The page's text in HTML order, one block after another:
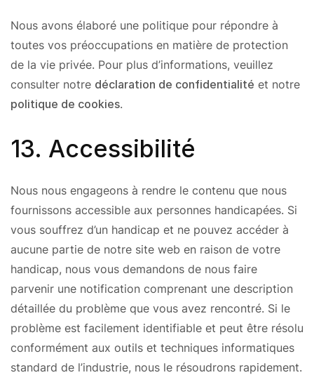
Nous avons élaboré une politique pour répondre à
toutes vos préoccupations en matière de protection
de la vie privée. Pour plus d’informations, veuillez
consulter notre déclaration de confidentialité et notre
politique de cookies.
13. Accessibilité
Nous nous engageons à rendre le contenu que nous
fournissons accessible aux personnes handicapées. Si
vous souffrez d’un handicap et ne pouvez accéder à
aucune partie de notre site web en raison de votre
handicap, nous vous demandons de nous faire
parvenir une notification comprenant une description
détaillée du problème que vous avez rencontré. Si le
problème est facilement identifiable et peut être résolu
conformément aux outils et techniques informatiques
standard de l’industrie, nous le résoudrons rapidement.